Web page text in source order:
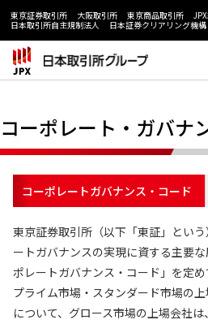
東京証券取引所 大阪取引所 東京商品取引所
日本取引所自主規制法人
日本証券クリアリング機構
コーポレート・ガバナ
コーポレートガバナンス・コード
東京証券取引所（以下「東証」とい
ートガバナンスの実現に資する主要
ポレートガバナンス・コード」を定め
プライム市場・スタンダード市場の
について、グロース市場の上場会社